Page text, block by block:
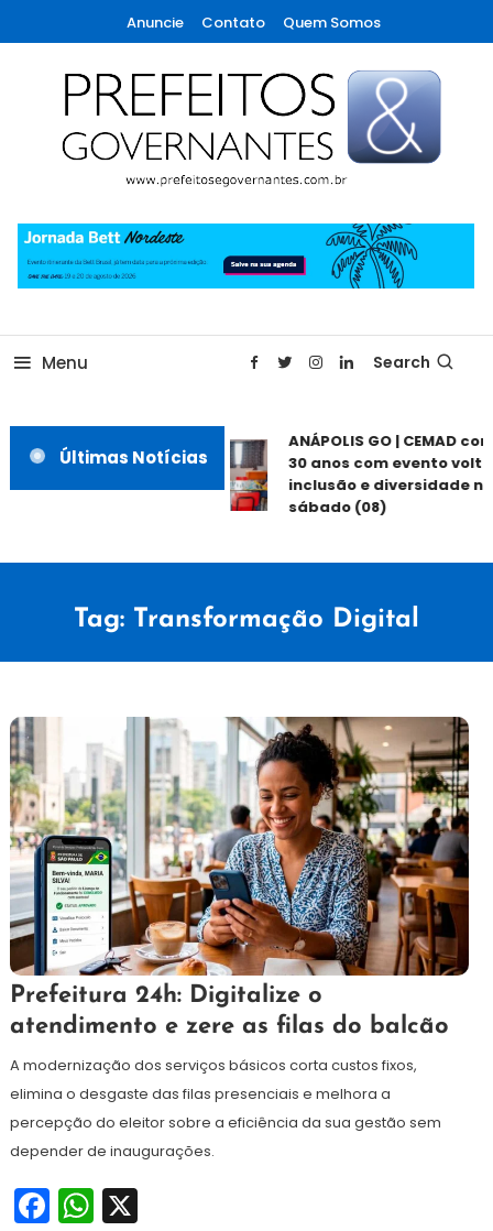
To
Content
Anuncie Contato Quem Somos
Prefeitos & Governantes
Menu Search
Últimas Notícias
ANÁPOLIS GO | CEMAD
30 anos com evento
inclusão e diversidade
sábado (08)
Tag: Transformação Digital
29
junho
de
Redação
Prefeitura 24h: Digitalize o
atendimento e zere as filas do balcão
A modernização dos serviços básicos corta custos fixos,
elimina o desgaste das filas presenciais e melhora a
percepção do eleitor sobre a eficiência da sua gestão sem
depender de inaugurações.
Facebook
WhatsApp
X